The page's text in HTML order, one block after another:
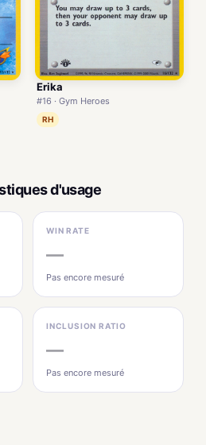
Erika
#16 · Gym Heroes
RH
d'usage
WIN RATE
—
Pas encore mesuré
INCLUSION RATIO
—
Pas encore mesuré